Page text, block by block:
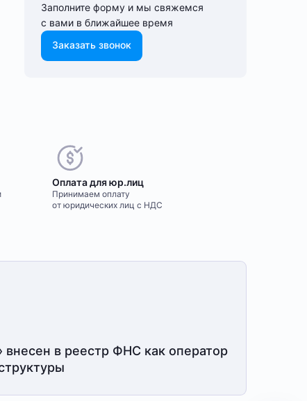
Заполните форму и мы свяжемся
с вами в ближайшее время
Заказать звонок
Оплата для юр.лиц
Принимаем оплату
от юридических лиц с НДС
в реестр ФНС как оператор